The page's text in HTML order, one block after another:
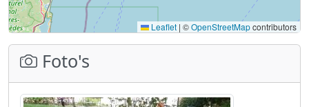
Leaflet | ©OpenStreetMapcontributors
Foto's